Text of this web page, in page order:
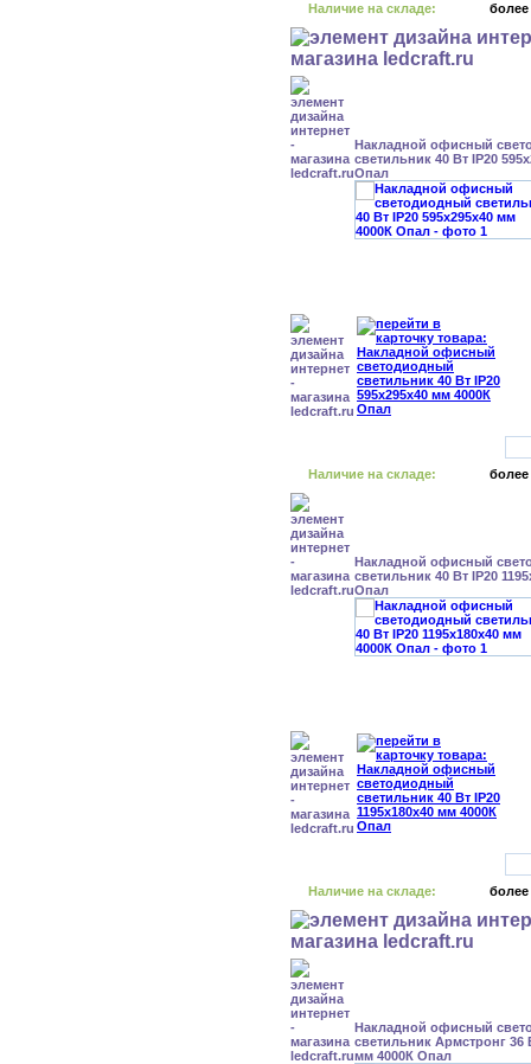
Наличие на складе: более
Накладной офисный
светильник 40 Вт IP20
Опал
Наличие на складе: более
Накладной офисный
светильник 40 Вт IP20
Опал
Наличие на складе: более
Накладной офисный
светильник Армстронг 36
мм 4000К Опал